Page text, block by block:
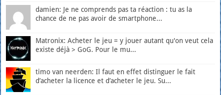
damien: Je ne comprends pas ta réaction : tu as la
chance de ne pas avoir de smartphone...
Matronix: Acheter le jeu = y jouer autant qu'on veut cela
existe déjà > GoG. Pour le mu...
timo van neerden: Il faut en effet distinguer le fait
d’acheter la licence et d’acheter le jeu. Su...